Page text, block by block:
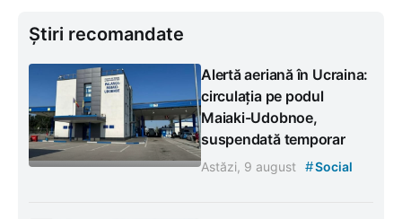
Știri recomandate
Alertă aeriană în Ucraina:
circulația pe podul
Maiaki-Udobnoe,
suspendată temporar
Astăzi, 9 august #Social